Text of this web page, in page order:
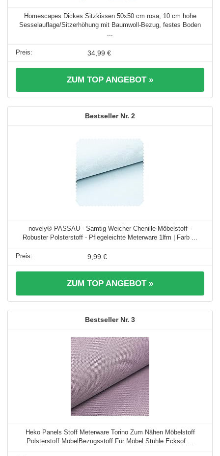
Homescapes Dickes Sitzkissen 50x50 cm rosa, 10 cm hohe
Sesselauflage/Sitzerhöhung mit Baumwoll-Bezug, festes Boden
...
34,99 €
ZUM TOP ANGEBOT »
2
novely® PASSAU - Samtig Weicher Chenille-Möbelstoff -
Robuster Polsterstoff - Pflegeleichte Meterware 1lfm | Farb ...
9,99 €
ZUM TOP ANGEBOT »
3
Heko Panels Stoff Meterware Torino Zum Nähen Möbelstoff
Polsterstoff MöbelBezugsstoff Für Möbel Stühle Ecksof ...